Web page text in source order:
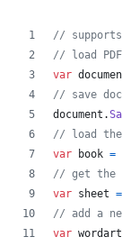
// supports
// load
var
// save
document .
// load the
var
book =
// get the
var sheet =
// add a
var wordart